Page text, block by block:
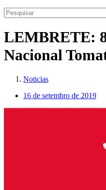
LEMBRETE:
Nacional
Noticias
16 de setembro de 2019